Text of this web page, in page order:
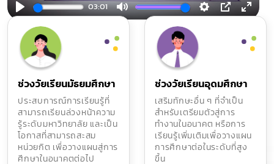
Play
03:01
Mute Settings
PIP Enter
ช่วงวัยเรียนมัธยมศึกษา
ประสบการณ์การเรียนรู้ที่
สามารถเรียนล่วงหน้าความ
รู้ระดับมหาวิทยาลัย และเป็น
โอกาสที่สามารถสะสม
หน่วยกิต เพื่อวางแผนสู่การ
ศึกษาในอนาคตต่อไป
ช่วงวัยเรียนอุดมศึกษา
เสริมทักษะอื่น ๆ ที่จำเป็น
สำหรับเตรียมตัวสู่การ
ทำงานในอนาคต หรือการ
เรียนรู้เพิ่มเติมเพื่อวางแผน
การศึกษาต่อในระดับที่สูง
ขึ้น